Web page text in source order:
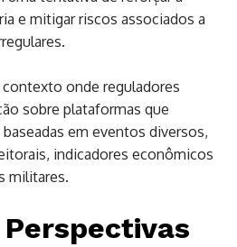
e mitigar riscos associados a
onde reguladores
sobre plataformas que
em eventos diversos,
indicadores econômicos
militares.